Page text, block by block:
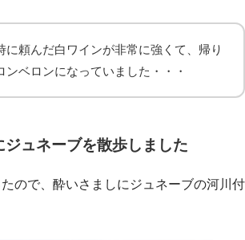
に頼んだ白ワインが非常に強くて、帰り
ンベロンになっていました・・・
ジュネーブを散歩しました
ので、酔いさましにジュネーブの河川付